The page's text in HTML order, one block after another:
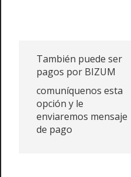
También puede ser
pagos por BIZUM
comuníquenos esta
opción y le
enviaremos mensaje
de pago